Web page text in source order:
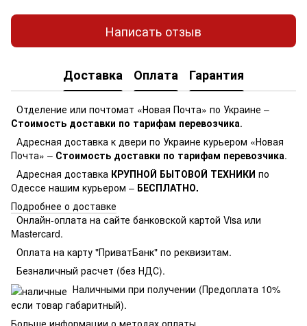
Написать отзыв
Доставка Оплата Гарантия
Отделение или почтомат «Новая Почта» по Украине –
Стоимость доставки по тарифам перевозчика.
Адресная доставка к двери по Украине курьером «Новая
Почта» – Стоимость доставки по тарифам перевозчика.
Адресная доставка КРУПНОЙ БЫТОВОЙ ТЕХНИКИ по
Одессе нашим курьером – БЕСПЛАТНО.
Подробнее о доставке
Онлайн-оплата на сайте банковской картой Visa или
Mastercard.
Оплата на карту "ПриватБанк" по реквизитам.
Безналичный расчет (без НДС).
Наличными при получении (Предоплата 10%
если товар габаритный).
Больше информации о методах оплаты